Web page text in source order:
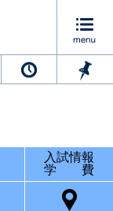
入試情報
学 費